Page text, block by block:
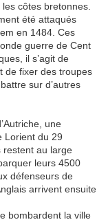
côtes bretonnes.
été attaqués
en 1484. Ces
guerre de Cent
il s’agit de
de fixer des troupes
sur d’autres
une
Lorient du 29
restent au large
leurs 4500
défenseurs de
arrivent ensuite
bombardent la ville